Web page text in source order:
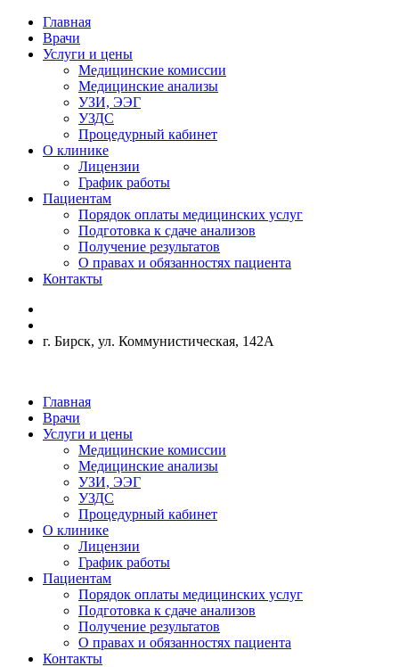
Главная
Врачи
Услуги и цены
Медицинские комиссии
Медицинские анализы
УЗИ, ЭЭГ
УЗДС
Процедурный кабинет
О клинике
Лицензии
График работы
Пациентам
Порядок оплаты медицинских услуг
Подготовка к сдаче анализов
Получение результатов
О правах и обязанностях пациента
Контакты
г. Бирск, ул. Коммунистическая, 142А
Главная
Врачи
Услуги и цены
Медицинские комиссии
Медицинские анализы
УЗИ, ЭЭГ
УЗДС
Процедурный кабинет
О клинике
Лицензии
График работы
Пациентам
Порядок оплаты медицинских услуг
Подготовка к сдаче анализов
Получение результатов
О правах и обязанностях пациента
Контакты